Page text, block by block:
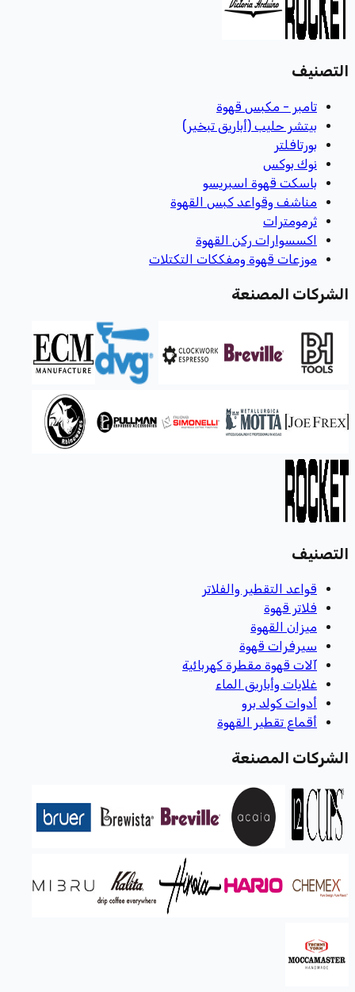
التصنيف
تامبر - مكبس قهوة
بيتشر حليب (أباريق تبخير)
بورتافلتر
نوك بوكس
باسكت قهوة اسبريسو
مناشف وقواعد كبس القهوة
ثرمومترات
اكسسوارات ركن القهوة
موزعات قهوة ومفككات التكتلات
الشركات المصنعة
التصنيف
قواعد التقطير والفلاتر
فلاتر قهوة
ميزان القهوة
سيرفرات قهوة
آلات قهوة مقطرة كهربائية
غلايات وأباريق الماء
أدوات كولد برو
أقماع تقطير القهوة
الشركات المصنعة